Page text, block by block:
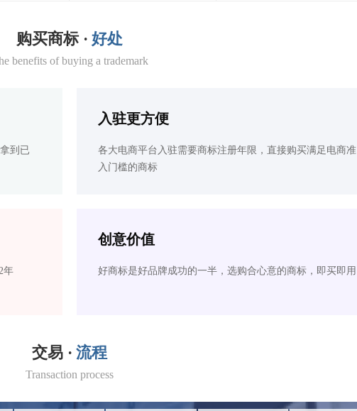
购买商标 · 好处
benefits of buying a trademark
到已
入驻更方便
各大电商平台入驻需要商标注册年限，直接购买满足电商准
入门槛的商标
年
创意价值
好商标是好品牌成功的一半，选购合心意的商标，即买即用
交易 · 流程
Transaction process